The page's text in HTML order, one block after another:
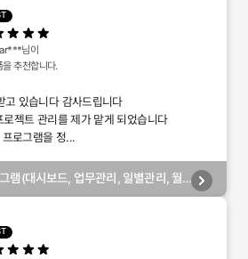
님이
을 추천합니다.
고 있습니다 감사드립니다
젝트 관리를 제가 맡게 되었습니다
로그램을 정...
램(대시보드, 업무관리, 일별관리, 월